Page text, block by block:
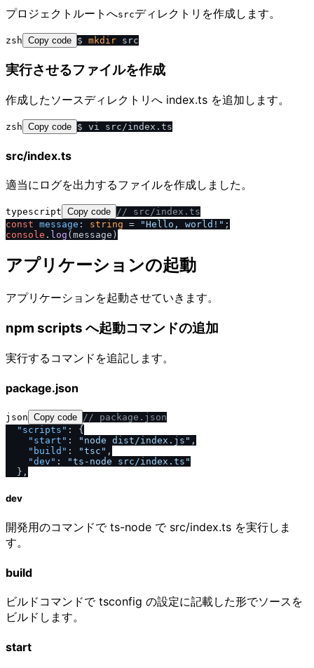
プロジェクトルートへsrcディレクトリを作成します。
zsh Copy code $ mkdir
実行させるファイルを作成
作成したソースディレクトリへ index.ts を追加します。
zsh Copy code
src/index.ts
適当にログを出力するファイルを作成しました。
typescript Copy code // src/index.ts
const message : string = "Hello, world!"
console . log
アプリケーションの起動
アプリケーションを起動させていきます。
npm scripts へ起動コマンドの追加
実行するコマンドを追記します。
package.json
json Copy code // package.json
"scripts" :
{
"start" : "node dist/index.js" ,
"build" : "tsc" ,
"dev" : "ts-node src/index.ts"
} ,
dev
開発用のコマンドで ts-node で src/index.ts を実行しま
す。
build
ビルドコマンドで tsconfig の設定に記載した形でソースを
ビルドします。
start